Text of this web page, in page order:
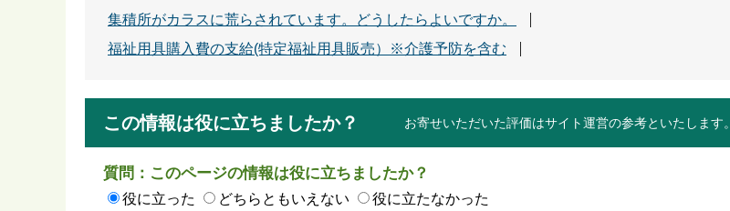
集積所がカラスに荒らされています。どうしたらよいですか。
福祉用具購入費の支給(特定福祉用具販売）※介護予防を含む
この情報は役に立ちましたか？ お寄せいただいた評価はサイト運営の参考といたします。
質問：このページの情報は役に立ちましたか？
役に立った どちらともいえない 役に立たなかった